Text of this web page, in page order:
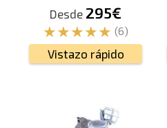
Desde 295€
(6)
Vistazo rápido